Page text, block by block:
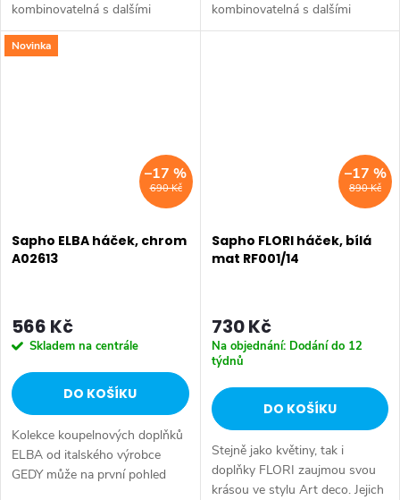
kombinovatelná s dalšími
produkty ve stejném pojetí.
Druh: Háček • Série: DIAMOND
kombinovatelná s dalšími
produkty ve stejném pojetí.
Novinka
690 Kč
–17 %
Sapho ELBA háček, chrom
A02613
566 Kč
Skladem na centrále
DO KOŠÍKU
Kolekce koupelnových doplňků
ELBA od italského výrobce
GEDY může na první pohled
890 Kč
–17 %
Sapho FLORI háček, bílá
mat RF001/14
730 Kč
Na objednání: Dodání do 12
týdnů
DO KOŠÍKU
Stejně jako květiny, tak i
doplňky FLORI zaujmou svou
krásou ve stylu Art deco. Jejich